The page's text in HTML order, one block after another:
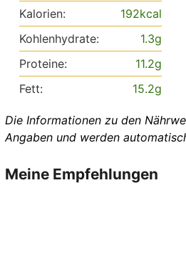
Kalorien:
192kcal
Kohlenhydrate:
1.3g
Proteine:
11.2g
Fett:
15.2g
Die Informationen zu den Nährwerten sind ungefähre
Angaben und werden
Meine Empfehlungen